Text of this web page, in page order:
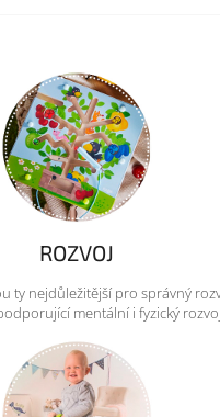
ROZVOJ
ty nejdůležitější pro správný
mentální i fyzický